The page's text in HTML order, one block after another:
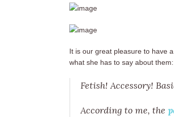
It is our great pleasure to have
what she has to say about them:
Fetish! Accessory!
According to me, the